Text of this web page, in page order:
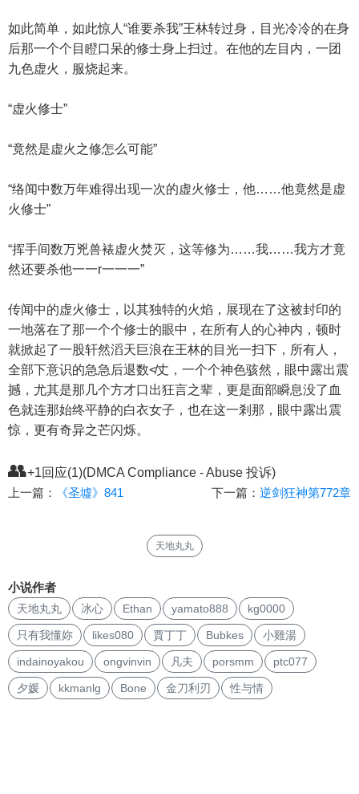
如此简单，如此惊人“谁要杀我”王林转过身，目光冷冷的在身
后那一个个目瞪口呆的修士身上扫过。在他的左目内，一团
九色虚火，服烧起来。
“虚火修士”
“竟然是虚火之修怎么可能”
“络闻中数万年难得出现一次的虚火修士，他……他竟然是虚
火修士”
“挥手间数万兇兽裱虚火焚灭，这等修为……我……我方才竟
然还要杀他一一r一一一”
传闻中的虚火修士，以其独特的火焰，展现在了这被封印的
一地落在了那一个个修士的眼中，在所有人的心神内，顿时
就掀起了一股轩然滔天巨浪在王林的目光一扫下，所有人，
全部下意识的急急后退数≮丈，一个个神色骇然，眼中露出震
撼，尤其是那几个方才口出狂言之辈，更是面部瞬息没了血
色就连那始终平静的白衣女子，也在这一剎那，眼中露出震
惊，更有奇异之芒闪烁。
👥+1回应(1)(DMCA Compliance - Abuse 投诉)
上一篇：
《圣墟》841 下一篇： 逆剑狂神第772章
天地丸丸
小说作者
天地丸丸 冰心 Ethan yamato888 kg0000
只有我懂妳 likes080 賈丁丁 Bubkes 小雞湯
indainoyakou ongvinvin 凡夫 porsmm ptc077
夕媛 kkmanlg Bone 金刀利刃 性与情